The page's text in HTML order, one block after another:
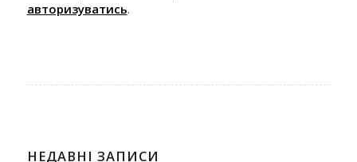
авторизуватись.
НЕДАВНІ ЗАПИСИ